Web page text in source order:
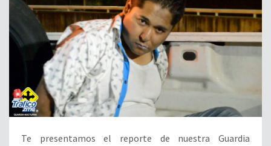
Te presentamos el reporte de nuestra Guardia